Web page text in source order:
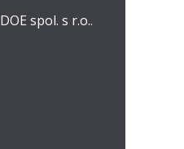
DOE spol. s r.o..